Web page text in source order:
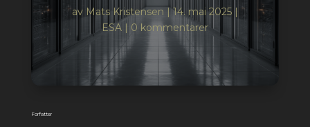
av Mats Kristensen |14. mai 2025|
ESA| 0 kommentarer
Forfatter